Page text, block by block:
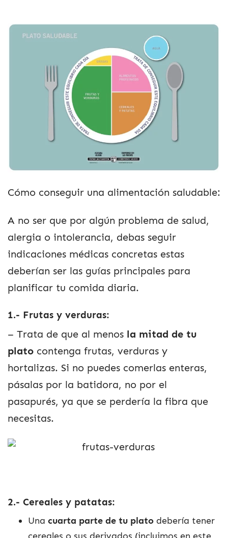
Cómo conseguir una alimentación saludable:
A no ser que por algún problema de salud,
alergia o intolerancia, debas seguir
indicaciones médicas concretas estas
deberían ser las guías principales para
planificar tu comida diaria.
1.- Frutas y verduras:
– Trata de que al menos la mitad de tu
plato contenga frutas, verduras y
hortalizas. Si no puedes comerlas enteras,
pásalas por la batidora, no por el
pasapurés, ya que se perdería la fibra que
necesitas.
2.- Cereales y patatas:
Una cuarta parte de tu plato debería tener